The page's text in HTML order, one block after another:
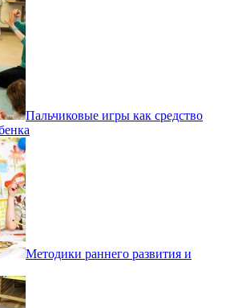
Пальчиковые игры как средство
Методики раннего развития и